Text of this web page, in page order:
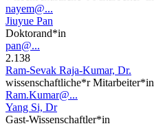
nayem@...
Jiuyue Pan
Doktorand*in
pan@...
2.138
Ram-Sevak Raja-Kumar, Dr.
wissenschaftliche*r Mitarbeiter*in
Ram.Kumar@...
Yang Si, Dr
Gast-Wissenschaftler*in